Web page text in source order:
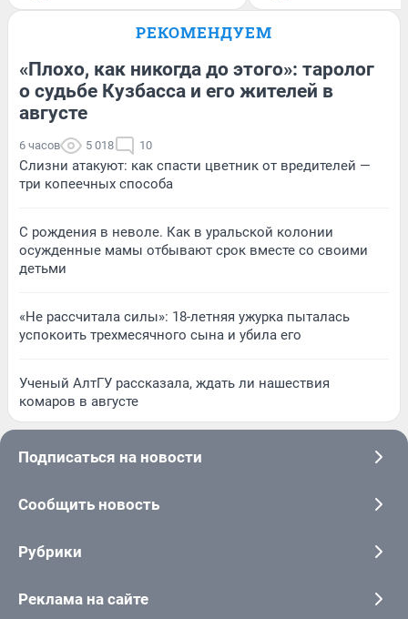
РЕКОМЕНДУЕМ
«Плохо, как никогда до этого»: таролог
о судьбе Кузбасса и его жителей в
августе
6 часов 5 018 10
Слизни атакуют: как спасти цветник от вредителей —
три копеечных способа
С рождения в неволе. Как в уральской колонии
осужденные мамы отбывают срок вместе со своими
детьми
«Не рассчитала силы»: 18-летняя ужурка пыталась
успокоить трехмесячного сына и убила его
Ученый АлтГУ рассказала, ждать ли нашествия
комаров в августе
Подписаться на новости
Сообщить новость
Рубрики
Реклама на сайте